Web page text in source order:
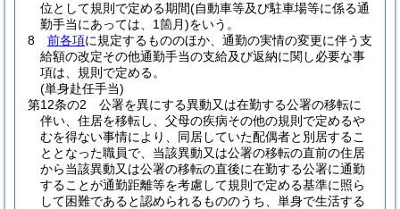
位として規則で定める期間(自動車等及び駐車場等に係る通
勤手当にあっては、1箇月)をいう。
8
前各項に規定するもののほか、通勤の実情の変更に伴う支
給額の改定その他通勤手当の支給及び返納に関し必要な事
項は、規則で定める。
(単身赴任手当)
第12条の2
公署を異にする異動又は在勤する公署の移転に
伴い、住居を移転し、父母の疾病その他の規則で定めるや
むを得ない事情により、同居していた配偶者と別居するこ
ととなった職員で、当該異動又は公署の移転の直前の住居
から当該異動又は公署の移転の直後に在勤する公署に通勤
することが通勤距離等を考慮して規則で定める基準に照ら
して困難であると認められるもののうち、単身で生活する